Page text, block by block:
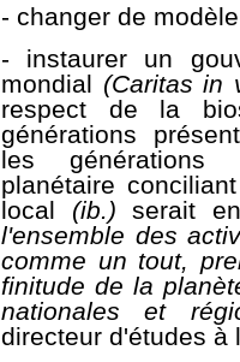
- changer de
- instaurer un
mondial (Caritas in
respect de la
générations
les générations
planétaire
local (ib.) serait
l'ensemble des
comme un tout,
finitude de la
nationales et
directeur d'études à